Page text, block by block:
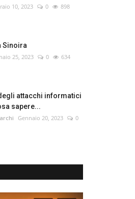
10, 2023 0 898
Sinoira
25, 2023 0 634
attacchi informatici
sapere...
Gennaio 20, 2023
0